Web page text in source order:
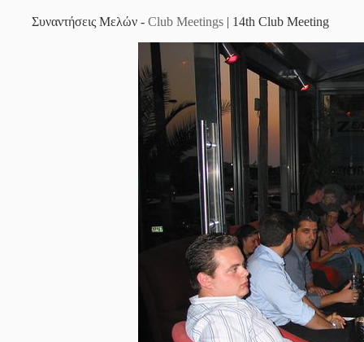
Συναντήσεις Μελών - Club Meetings| 14th Club Meeting